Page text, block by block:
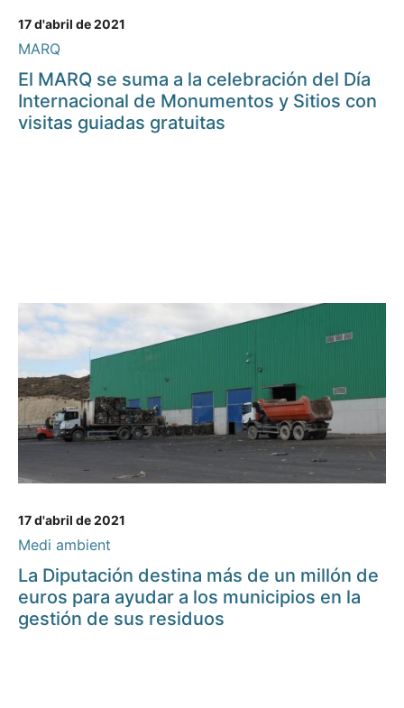
17 d'abril de 2021
MARQ
El MARQ se suma a la celebración del Día
Internacional de Monumentos y Sitios con
visitas guiadas gratuitas
17 d'abril de 2021
Medi ambient
La Diputación destina más de un millón de
euros para ayudar a los municipios en la
gestión de sus residuos